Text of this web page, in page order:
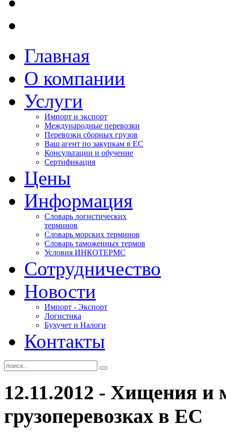
Главная
О компании
Услуги
Импорт и экспорт
Международные перевозки
Перевозки сборных грузов
Ваш агент по закупкам в ЕС
Консультации и обучение
Сертификация
Цены
Информация
Словарь логистических
терминов
Словарь морских терминов
Словарь таможенных термов
Условия ИНКОТЕРМС
Сотрудничество
Новости
Импорт - Экспорт
Логистика
Бухучет и Налоги
Контакты
12.11.2012 - Хищения и
грузоперевозках в ЕС